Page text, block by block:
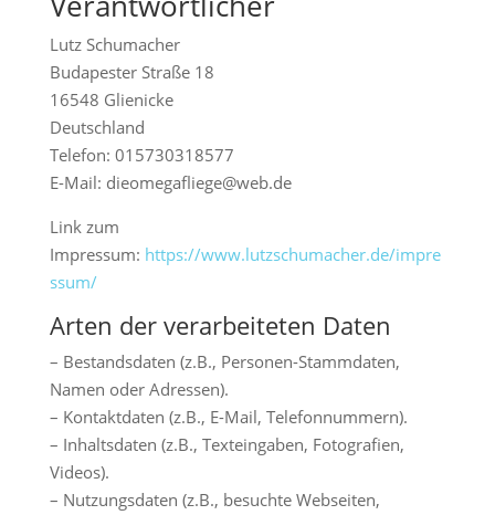
Lutz Schumacher
Budapester Straße 18
16548 Glienicke
Deutschland
Telefon: 015730318577
E-Mail: dieomegafliege@web.de
Link zum
Impressum: https://www.lutzschumacher.de/impre
ssum/
Arten der verarbeiteten Daten
– Bestandsdaten (z.B., Personen-Stammdaten,
Namen oder Adressen).
– Kontaktdaten (z.B., E-Mail, Telefonnummern).
– Inhaltsdaten (z.B., Texteingaben, Fotografien,
Videos).
– Nutzungsdaten (z.B., besuchte Webseiten,